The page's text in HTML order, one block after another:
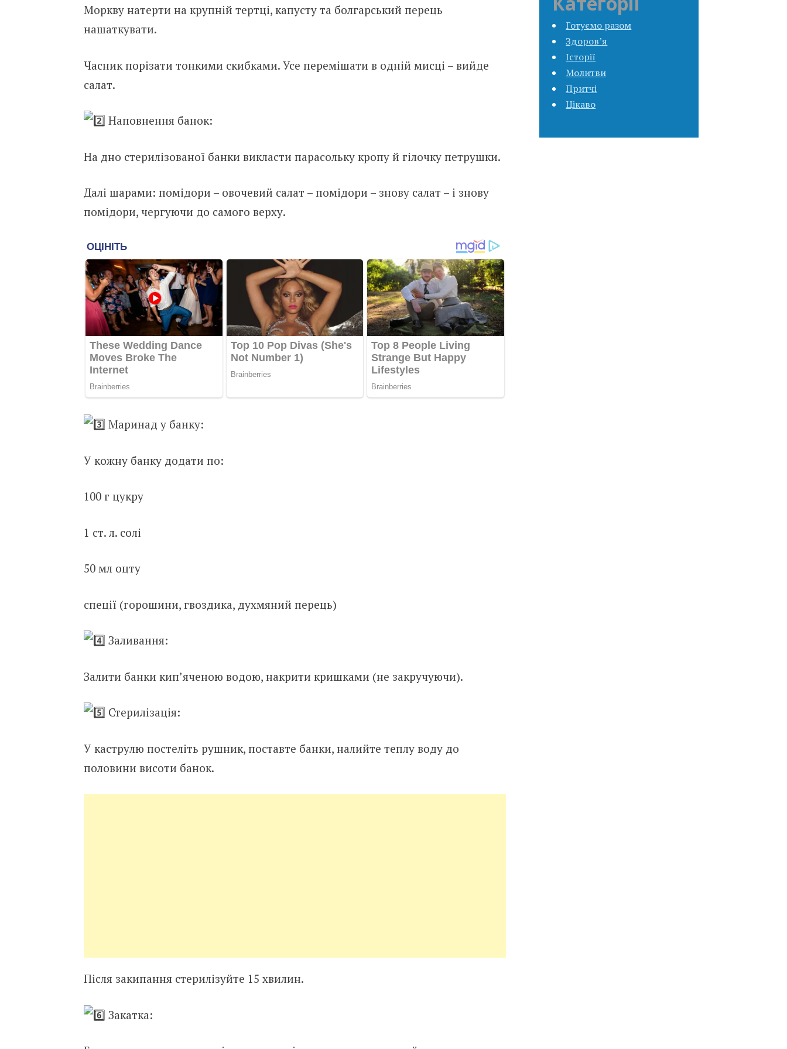
Моркву натерти на крупній тертці, капусту та болгарський перець
нашаткувати.
Часник порізати тонкими скибками. Усе перемішати в одній мисці – вийде
салат.
Наповнення банок:
На дно стерилізованої банки викласти парасольку кропу й гілочку петрушки.
Далі шарами: помідори – овочевий салат – помідори – знову салат – і знову
помідори, чергуючи до самого верху.
Маринад у банку:
У кожну банку додати по:
100 г цукру
1 ст. л. солі
50 мл оцту
спеції (горошини, гвоздика, духмяний перець)
Заливання:
Залити банки кип’яченою водою, накрити кришками (не закручуючи).
Стерилізація:
У каструлю постеліть рушник, поставте банки, налийте теплу воду до
половини висоти банок.
Після закипання стерилізуйте 15 хвилин.
Закатка:
Готуємо разом
Здоров’я
Історії
Молитви
Притчі
Цікаво